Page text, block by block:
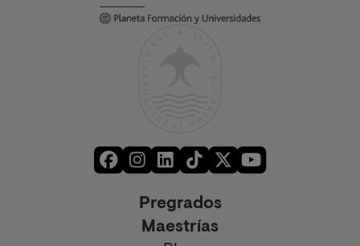
Pregrados
Maestrías